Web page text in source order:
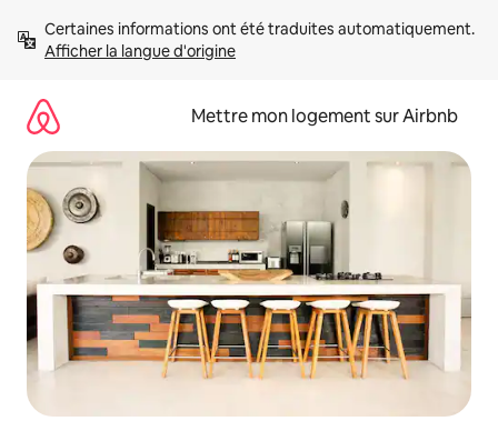
directement
Afficher la langue d'origine
Mettre mon logement sur Airbnb